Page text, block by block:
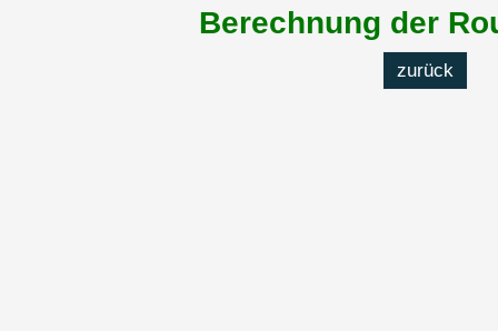
Berechnung der